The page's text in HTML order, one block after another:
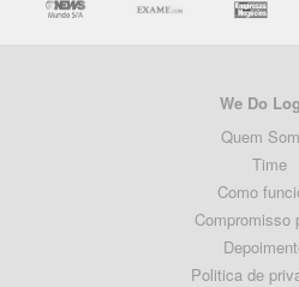
We Do
Quem
Time
Como
Compromisso
Politica de